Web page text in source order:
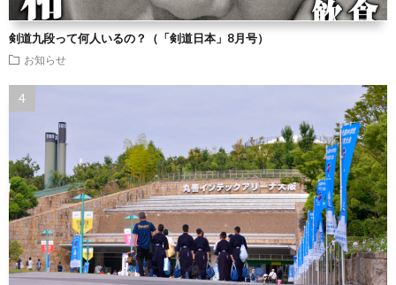
剣道九段って何人いるの？（「剣道日本」8月号）
お知らせ